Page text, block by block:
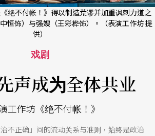
《绝不付帐！》得以制造荒谬并加重讽刺力道之
恒饰）与强嫂（王彩桦饰）。（表演工作坊 提
供）
戏剧
声成为全体共业
工作坊《绝不付帐！》
治不正确」间的流动关系与准则，始终是政治